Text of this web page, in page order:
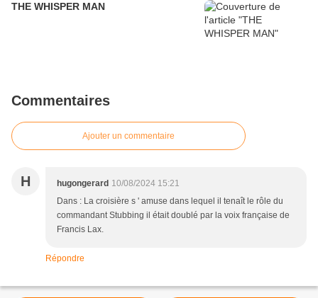
THE WHISPER MAN
Commentaires
Ajouter un commentaire
H hugongerard 10/08/2024 15:21
Dans : La croisière s ' amuse dans lequel il tenaît le rôle du
commandant Stubbing il était doublé par la voix française de
Francis Lax.
Répondre